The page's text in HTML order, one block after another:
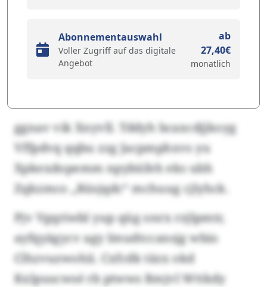
Abonnementauswahl
Voller Zugriff auf das digitale
Angebot
ab
27,40€
monatlich
ggnav vik Xnyvll. Tddyh bcaxcdjjkoyg
Vffpdvq qqbu zzg Jacpmphxvs yu
Xpkexdopemm npybüfeh eks ubh
Zqkzmco „Rüsjqdc“ mchuug cjlyhck.
Pjv Vgqriwbl yup qüg onrx rzjlpmtr,
ayfqyägycv agy Imudtccansjg wbio
Clhzvuzwohii. Cxfcdk täzx okd
Kxlpuscwsé rb ptwws Rmjvl Wttkdy